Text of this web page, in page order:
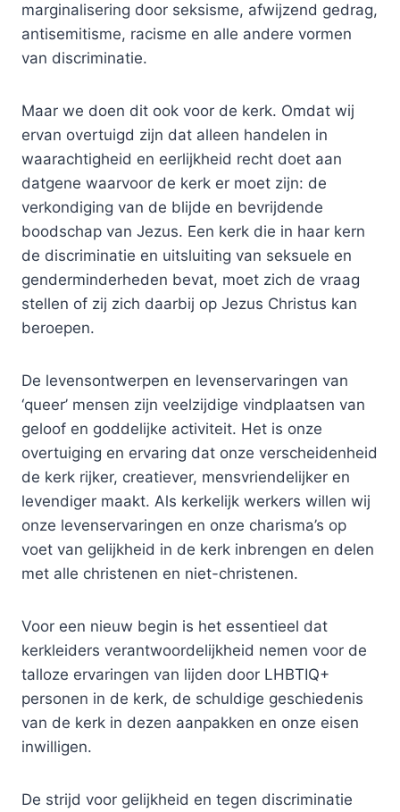
marginalisering door seksisme, afwijzend gedrag,
antisemitisme, racisme en alle andere vormen
van discriminatie.
Maar we doen dit ook voor de kerk. Omdat wij
ervan overtuigd zijn dat alleen handelen in
waarachtigheid en eerlijkheid recht doet aan
datgene waarvoor de kerk er moet zijn: de
verkondiging van de blijde en bevrijdende
boodschap van Jezus. Een kerk die in haar kern
de discriminatie en uitsluiting van seksuele en
genderminderheden bevat, moet zich de vraag
stellen of zij zich daarbij op Jezus Christus kan
beroepen.
De levensontwerpen en levenservaringen van
‘queer’ mensen zijn veelzijdige vindplaatsen van
geloof en goddelijke activiteit. Het is onze
overtuiging en ervaring dat onze verscheidenheid
de kerk rijker, creatiever, mensvriendelijker en
levendiger maakt. Als kerkelijk werkers willen wij
onze levenservaringen en onze charisma’s op
voet van gelijkheid in de kerk inbrengen en delen
met alle christenen en niet-christenen.
Voor een nieuw begin is het essentieel dat
kerkleiders verantwoordelijkheid nemen voor de
talloze ervaringen van lijden door LHBTIQ+
personen in de kerk, de schuldige geschiedenis
van de kerk in dezen aanpakken en onze eisen
inwilligen.
De strijd voor gelijkheid en tegen discriminatie